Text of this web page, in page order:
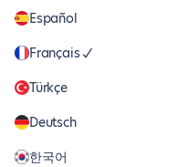
Español
Français
Türkçe
Deutsch
한국어